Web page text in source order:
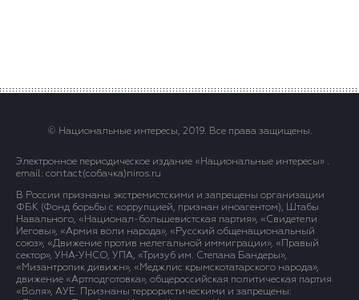
© Национальные интересы, 2019. Все права защищены.
Электронное периодическое издание «Национальные интересы» .
email: contact(сoбaчка)niros.ru
В России признаны экстремистскими и запрещены организации
ФБК (Фонд борьбы с коррупцией, признан иноагентом), Штабы
Навального, «Национал-большевистская партия», «Свидетели
Иеговы», «Армия воли народа», «Русский общенациональный
союз», «Движение против нелегальной иммиграции», «Правый
сектор», УНА-УНСО, УПА, «Тризуб им. Степана Бандеры»,
«Мизантропик дивижн», «Меджлис крымскотатарского народа»,
движение «Артподготовка», общероссийская политическая партия
«Воля», АУЕ. Признаны террористическими и запрещены: